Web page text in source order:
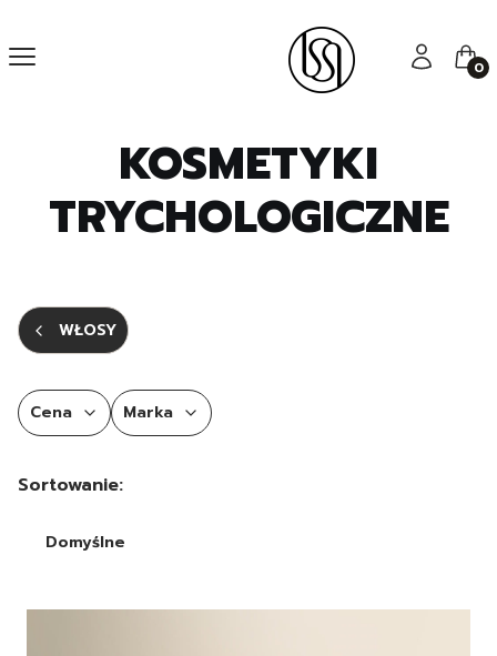
Menu Zaloguj się
KOSMETYKI
TRYCHOLOGICZNE
WŁOSY
Cena Marka
Lista produktów
Sortowanie:
Domyślne